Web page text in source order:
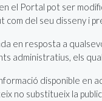
el Portal pot ser
com del seu disseny i
en resposta a
administratius, els
disponible en
no substitueix la